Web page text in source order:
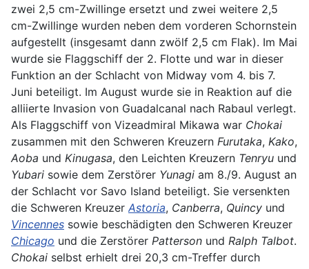
zwei 2,5 cm-Zwillinge ersetzt und zwei weitere 2,5
cm-Zwillinge wurden neben dem vorderen Schornstein
aufgestellt (insgesamt dann zwölf 2,5 cm Flak). Im Mai
wurde sie Flaggschiff der 2. Flotte und war in dieser
Funktion an der Schlacht von Midway vom 4. bis 7.
Juni beteiligt. Im August wurde sie in Reaktion auf die
alliierte Invasion von Guadalcanal nach Rabaul verlegt.
Als Flaggschiff von Vizeadmiral Mikawa war Chokai
zusammen mit den Schweren Kreuzern Furutaka, Kako,
Aoba und Kinugasa, den Leichten Kreuzern Tenryu und
Yubari sowie dem Zerstörer Yunagi am 8./9. August an
der Schlacht vor Savo Island beteiligt. Sie versenkten
die Schweren Kreuzer Astoria, Canberra, Quincy und
Vincennes sowie beschädigten den Schweren Kreuzer
Chicago und die Zerstörer Patterson und Ralph Talbot.
Chokai selbst erhielt drei 20,3 cm-Treffer durch